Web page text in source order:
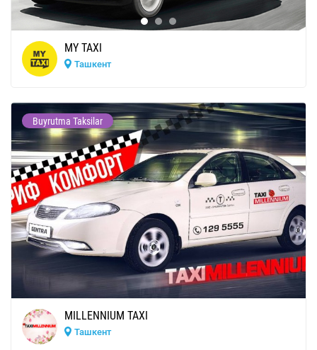
MY TAXI
Ташкент
Buyrutma Taksilar
MILLENNIUM TAXI
Ташкент